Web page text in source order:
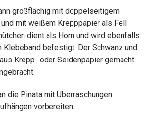
großflächig mit doppelseitigem
mit weißem Krepppapier als Fell
dient als Horn und wird ebenfalls
befestigt. Der Schwanz und
Krepp- oder Seidenpapier gemacht
die Pinata mit Überraschungen
vorbereiten.